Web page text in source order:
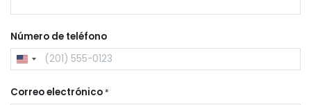
Número de teléfono
Estados
Unidos
Correo electrónico*